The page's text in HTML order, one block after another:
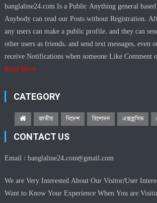
banglaline24.com Is a Public Anything general based
Anybody can read our Posts without Registration.
any users can make a public profile. and they can
other users as friends. and send text messages, even
receive Notifications when someone Like Comment
Read More
CATEGORY
জাতীয় বিদেশ বিনোদন এক্সক্লুসিভ
CONTACT US
Email :banglaline24.com@gmail.com
We are Very Interested About Our Visitor/User
Want to Know Your Experience When You are